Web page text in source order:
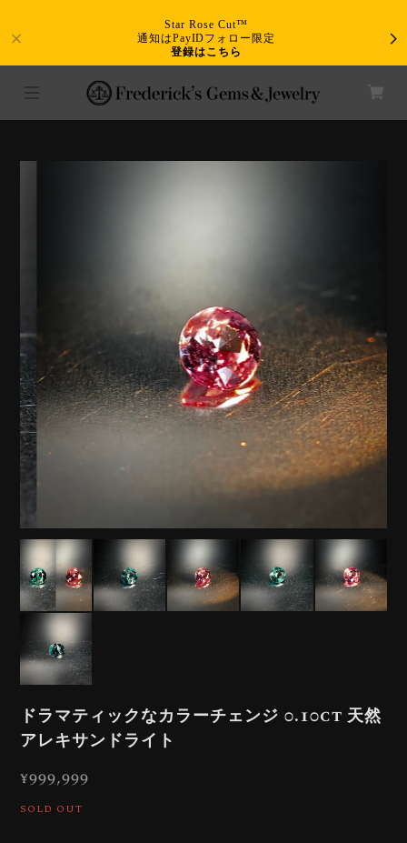
Star Rose Cut™
通知はPayIDフォロー限定
登録はこちら
ドラマティックなカラーチェンジ 0.10ct 天然
アレキサンドライト
¥999,999
SOLD OUT